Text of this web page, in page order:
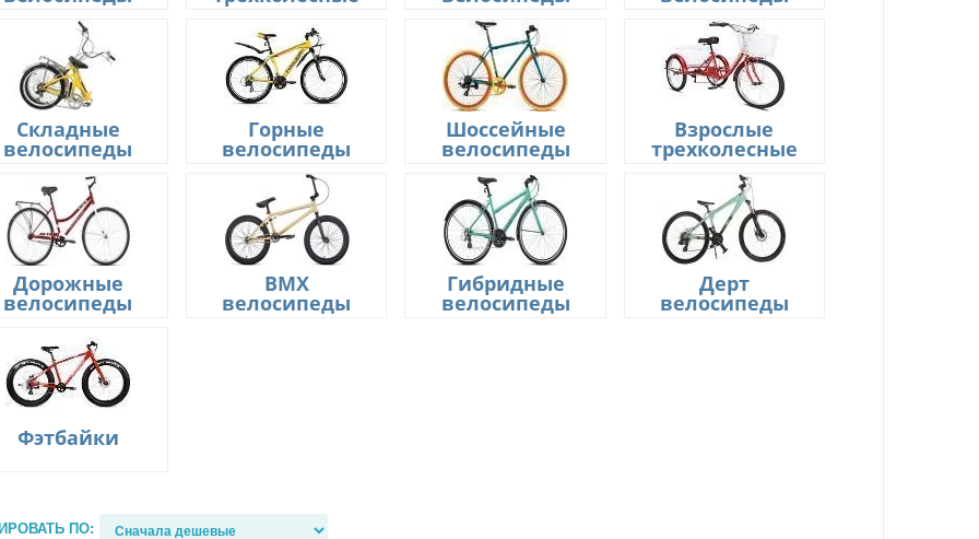
Складные
велосипеды
Горные
велосипеды
Шоссейные
велосипеды
Взрослые
трехколесные
Дорожные
велосипеды
BMX
велосипеды
Гибридные
велосипеды
Дерт
велосипеды
Фэтбайки
ПО: